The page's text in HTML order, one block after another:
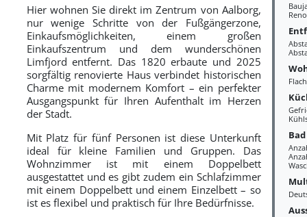
Bad
Hier wohnen Sie direkt im Zentrum von Aalborg,
nur wenige Schritte von der Fußgängerzone,
Einkaufsmöglichkeiten, einem großen
Einkaufszentrum und dem wunderschönen
Limfjord entfernt. Das 1820 erbaute und 2025
sorgfältig renovierte Haus verbindet historischen
Charme mit modernem Komfort – ein perfekter
Ausgangspunkt für Ihren Aufenthalt im Herzen
der Stadt.
Mit Platz für fünf Personen ist diese Unterkunft
ideal für kleine Familien und Gruppen. Das
Wohnzimmer ist mit einem Doppelbett
ausgestattet und es gibt zudem ein Schlafzimmer
mit einem Doppelbett und einem Einzelbett – so
ist es flexibel und praktisch für Ihre Bedürfnisse.